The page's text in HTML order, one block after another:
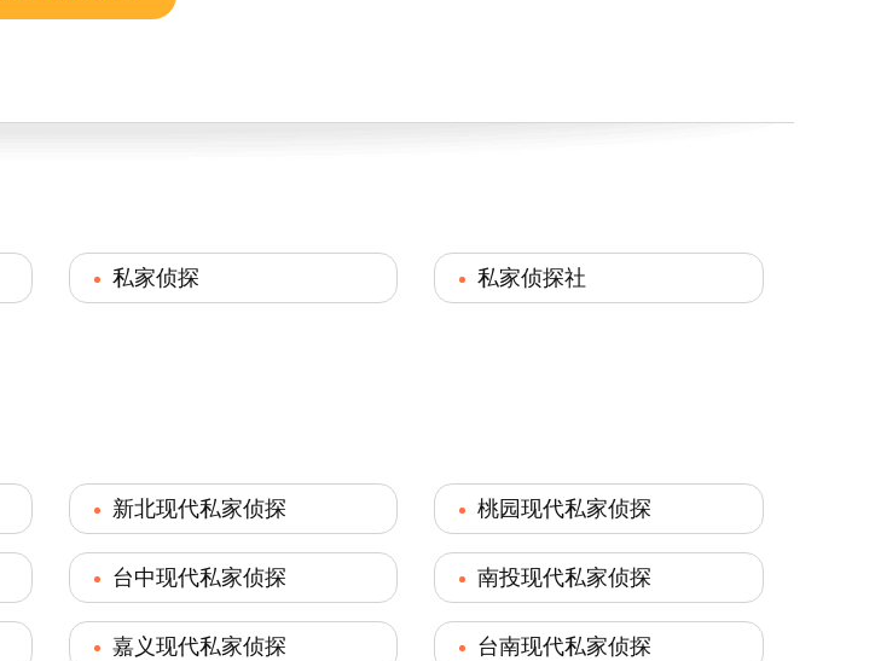
私家侦探 私家侦探社
新北现代私家侦探 桃园现代私家侦探
台中现代私家侦探 南投现代私家侦探
嘉义现代私家侦探 台南现代私家侦探